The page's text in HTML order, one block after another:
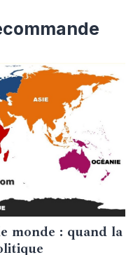
monde : quand la